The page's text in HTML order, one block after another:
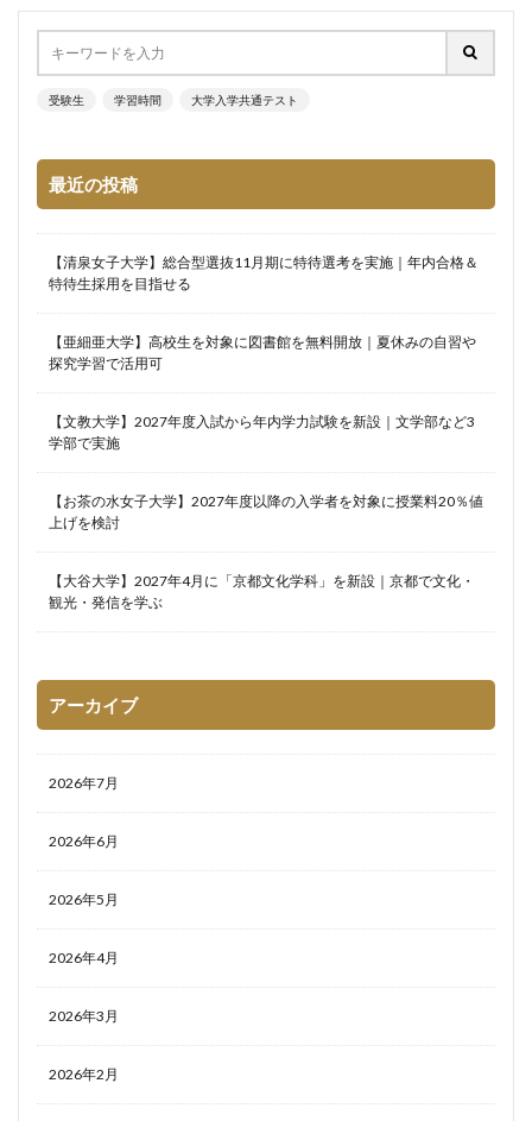
受験生 学習時間 大学入学共通テスト
最近の投稿
【清泉女子大学】総合型選抜11月期に特待選考を実施｜年内合格＆
特待生採用を目指せる
【亜細亜大学】高校生を対象に図書館を無料開放｜夏休みの自習や
探究学習で活用可
【文教大学】2027年度入試から年内学力試験を新設｜文学部など3
学部で実施
【お茶の水女子大学】2027年度以降の入学者を対象に授業料20％値
上げを検討
【大谷大学】2027年4月に「京都文化学科」を新設｜京都で文化・
観光・発信を学ぶ
アーカイブ
2026年7月
2026年6月
2026年5月
2026年4月
2026年3月
2026年2月